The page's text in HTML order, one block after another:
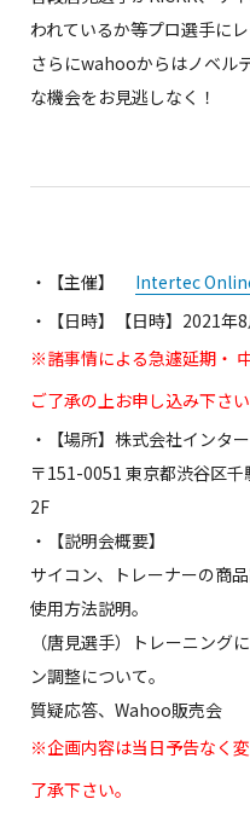
われているか等プロ選手に
さらにwahooからはノベル
な機会をお見逃しなく！
・【主催】
Intertec
・【日時】【日時】2021年
※諸事情による急遽延期・
ご了承の上お申し込み下さい
・【場所】株式会社インタ
〒151-0051 東京都渋谷区
2F
・【説明会概要】
サイコン、トレーナーの商
使用方法説明。
（唐見選手）トレーニング
ン調整について。
質疑応答、Wahoo販売会
※企画内容は当日予告なく
了承下さい。